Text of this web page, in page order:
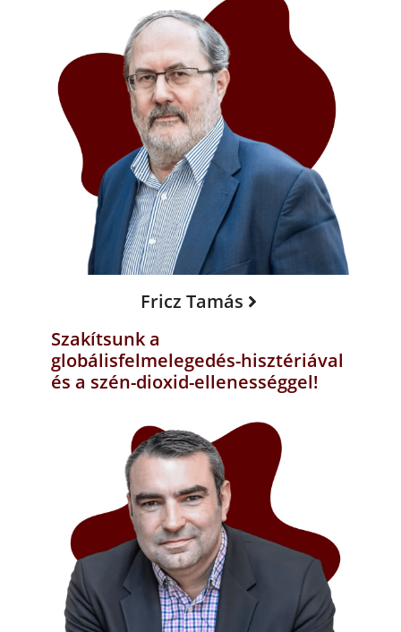
Fricz Tamás
Szakítsunk a
globálisfelmelegedés-hisztériával
és a szén-dioxid-ellenességgel!